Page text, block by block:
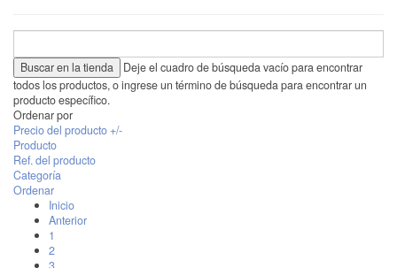
Deje el cuadro de búsqueda vacío para encontrar
todos los productos, o ingrese un término de búsqueda para encontrar un
producto específico.
Ordenar por
Precio del producto +/-
Producto
Ref. del producto
Categoría
Ordenar
Inicio
Anterior
1
2